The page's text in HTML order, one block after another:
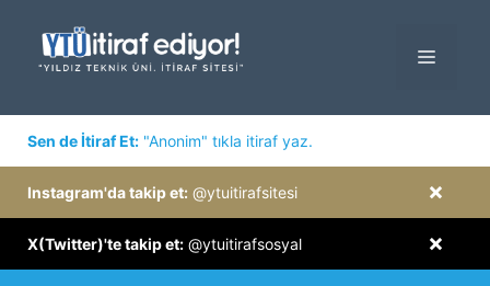
MENÜ
Sen de İtiraf Et: "Anonim" tıkla itiraf yaz.
×
Instagram'da takip et: @ytuitirafsitesi
×
X(Twitter)'te takip et: @ytuitirafsosyal